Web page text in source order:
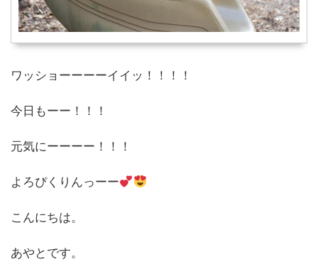
ワッショーーーーイイッ！！！！
今日もーー！！！
元気にーーーー！！！
よろぴくりんっーー
こんにちは。
あやとです。